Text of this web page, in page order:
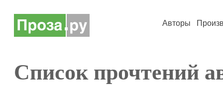
Авторы
Список прочтений